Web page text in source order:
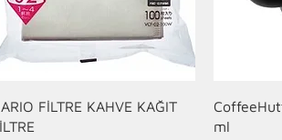
Hızlı Bakış
FİLTRE KAHVE KAĞIT
ml